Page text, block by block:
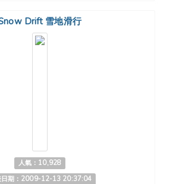
Drift 雪地滑行
人氣：10,928
日期：2009-12-13 20:37:04